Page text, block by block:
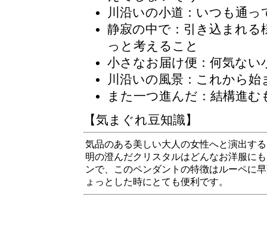
川沿いの小道：いつも通
静寂の中で：引き込まれ
っと考えること
小さなお届け便：何気な
川沿いの風景：これから始
また一つ進んだ：結構進む
【気まぐれ豆知識】
気品のある美しい大人の女性へと演出す
明の澄んだクリスタルはどんなお洋服に
ンで、このペンダントの特徴はルーペに
ょっとした時にとても便利です。